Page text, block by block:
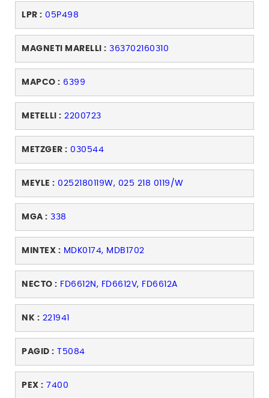
LPR : 05P498
MAGNETI MARELLI : 363702160310
MAPCO : 6399
METELLI : 2200723
METZGER : 030544
MEYLE : 0252180119W, 025 218 0119/W
MGA : 338
MINTEX : MDK0174, MDB1702
NECTO : FD6612N, FD6612V, FD6612A
NK : 221941
PAGID : T5084
PEX : 7400